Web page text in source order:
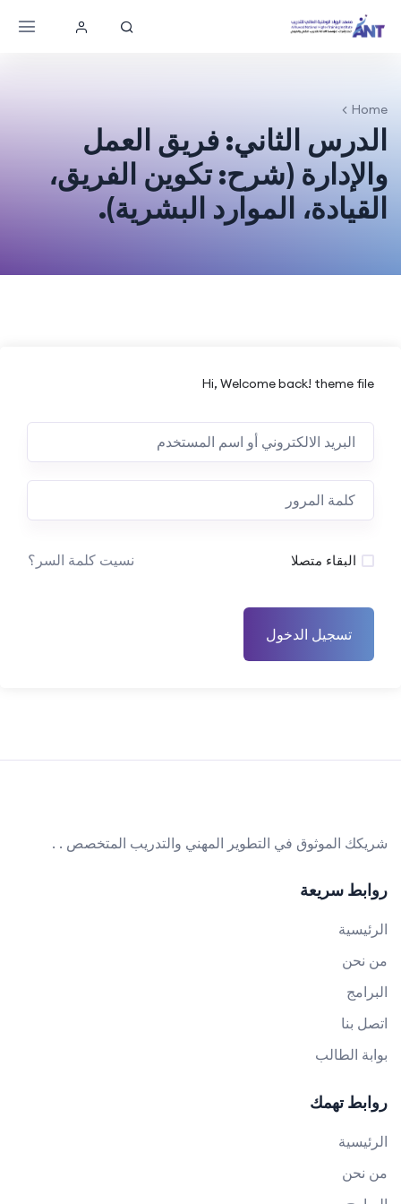
Home
الدرس الثاني: فريق العمل
والإدارة (شرح: تكوين الفريق،
القيادة، الموارد البشرية).
Hi, Welcome back! theme file
البقاء متصلا نسيت كلمة السر؟
تسجيل الدخول
شريكك الموثوق في التطوير المهني والتدريب المتخصص . .
روابط سريعة
الرئيسية
من نحن
البرامج
اتصل بنا
بوابة الطالب
روابط تهمك
الرئيسية
من نحن